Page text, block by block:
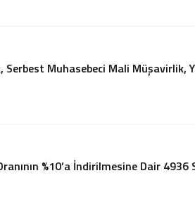
Serbest Muhasebeci Mali
%10’a İndirilmesine Dair 4936